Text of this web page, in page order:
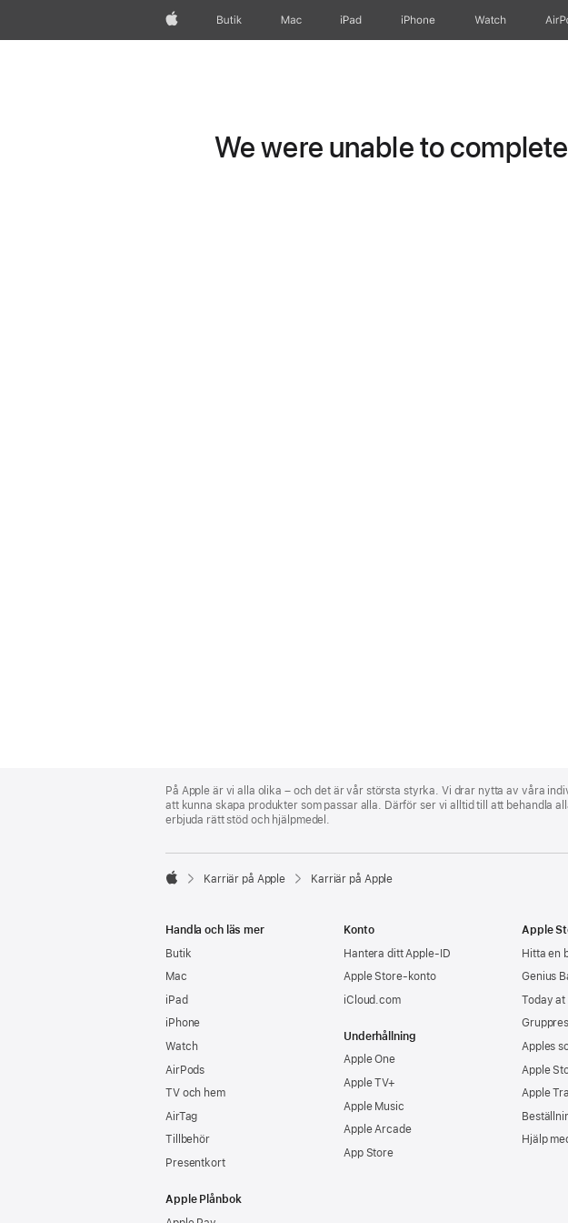
AppleButik Mac iPad iPhone Watch
We were unable to
Footer
På Apple är vi alla olika – och det är vår största styrka. Vi drar nytta av våra
att kunna skapa produkter som passar alla. Därför ser vi alltid till att behandla
erbjuda rätt stöd och hjälpmedel.

Karriär på Apple Karriär på Apple
Handla och läs mer
Butik
Mac
iPad
iPhone
Watch
AirPods
TV och hem
AirTag
Tillbehör
Presentkort
Apple Plånbok
Konto
Hantera ditt Apple-ID
Apple Store-konto
iCloud.com
Underhållning
Apple One
Apple TV+
Apple Music
Apple Arcade
App Store
Apple
Hitta en
Genius
Today at
Apples
Apple
Apple
Hjälp